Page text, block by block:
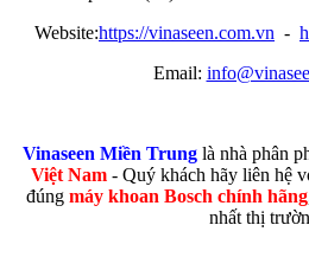
Website:https://vinaseen.com.vn -
Email:
Vinaseen Miền Trunglà nhà phân
Việt Nam- Quý khách hãy liên hệ
đúng máy khoan Bosch chính hãng
nhất thị